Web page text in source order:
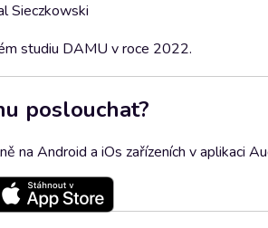
Sieczkowski
studiu DAMU v roce 2022.
poslouchat?
na Android a iOs zařízeních v aplikaci